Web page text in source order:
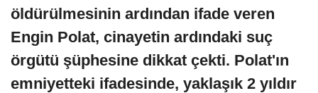
öldürülmesinin ardından ifade veren
Engin Polat, cinayetin ardındaki suç
örgütü şüphesine dikkat çekti. Polat'ın
emniyetteki ifadesinde, yaklaşık 2 yıldır